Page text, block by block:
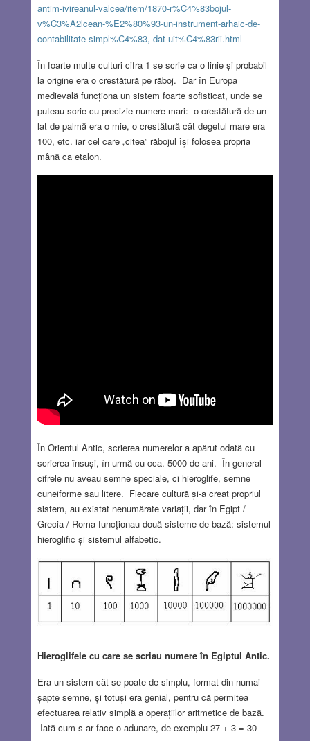
antim-ivireanul-valcea/item/1870-r%C4%83bojul-
v%C3%A2lcean-%E2%80%93-un-instrument-arhaic-de-
contabilitate-simpl%C4%83,-dat-uit%C4%83rii.html
În foarte multe culturi cifra 1 se scrie ca o linie și probabil
la origine era o crestătură pe răboj. Dar în Europa
medievală funcționa un sistem foarte sofisticat, unde se
puteau scrie cu precizie numere mari: o crestătură de un
lat de palmă era o mie, o crestătură cât degetul mare era
100, etc. iar cel care „citea” răbojul își folosea propria
mână ca etalon.
În Orientul Antic, scrierea numerelor a apărut odată cu
scrierea însuși, în urmă cu cca. 5000 de ani. În general
cifrele nu aveau semne speciale, ci hieroglife, semne
cuneiforme sau litere. Fiecare cultură și-a creat propriul
sistem, au existat nenumărate variații, dar în Egipt /
Grecia / Roma funcționau două sisteme de bază: sistemul
hieroglific și sistemul alfabetic.
Hieroglifele cu care se scriau numere în Egiptul Antic.
Era un sistem cât se poate de simplu, format din numai
șapte semne, și totuși era genial, pentru că permitea
efectuarea relativ simplă a operațiilor aritmetice de bază.
Iată cum s-ar face o adunare, de exemplu 27 + 3 = 30